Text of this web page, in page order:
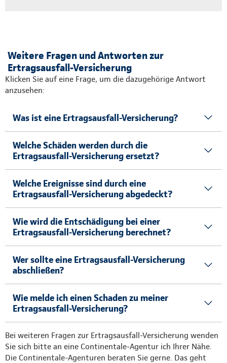
Weitere Fragen und Antworten zur
Ertragsausfall-Versicherung
Klicken Sie auf eine Frage, um die dazugehörige Antwort
anzusehen:
Was ist eine Ertragsausfall-Versicherung?
Welche Schäden werden durch die
Ertragsausfall-Versicherung ersetzt?
Welche Ereignisse sind durch eine
Ertragsausfall-Versicherung abgedeckt?
Wie wird die Entschädigung bei einer
Ertragsausfall-Versicherung berechnet?
Wer sollte eine Ertragsausfall-Versicherung
abschließen?
Wie melde ich einen Schaden zu meiner
Ertragsausfall-Versicherung?
Bei weiteren Fragen zur Ertragsausfall-Versicherung wenden
Sie sich bitte an eine Continentale-Agentur ich Ihrer Nähe.
Die Continentale-Agenturen beraten Sie gerne. Das geht